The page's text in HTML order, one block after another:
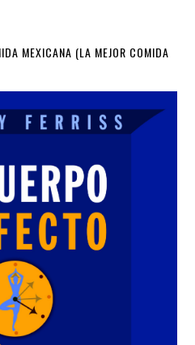
MEXICANA (LA MEJOR COMIDA